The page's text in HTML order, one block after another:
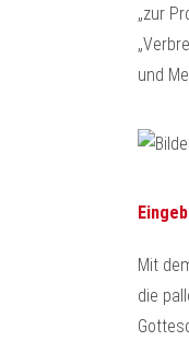
„zur
und
Mit
die